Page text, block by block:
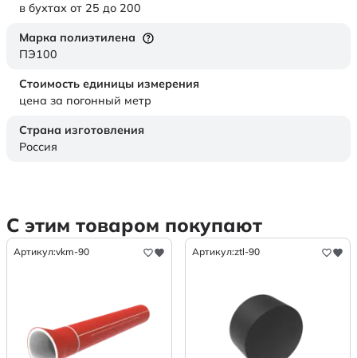
в бухтах от 25 до 200
Марка полиэтилена
ПЭ100
Стоимость единицы измерения
цена за погонный метр
Страна изготовления
Россия
С этим товаром покупают
Артикул:vkm-90 Артикул:ztl-90